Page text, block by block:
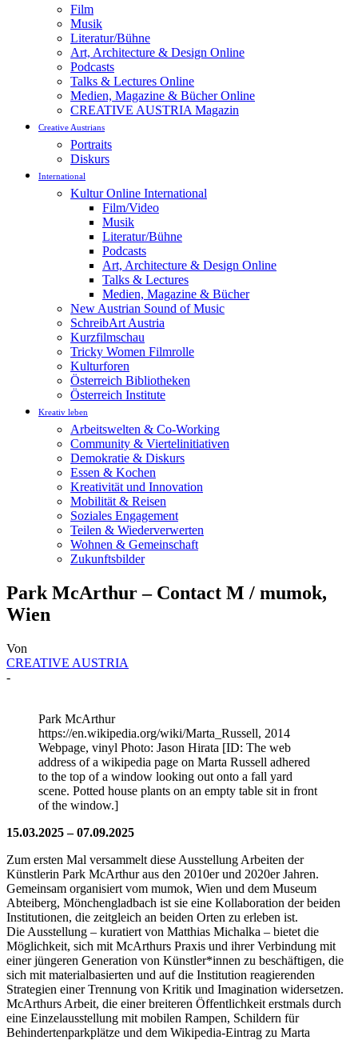
Film
Musik
Literatur/Bühne
Art, Architecture & Design Online
Podcasts
Talks & Lectures Online
Medien, Magazine & Bücher Online
CREATIVE AUSTRIA Magazin
Creative Austrians
Portraits
Diskurs
International
Kultur Online International
Film/Video
Musik
Literatur/Bühne
Podcasts
Art, Architecture & Design Online
Talks & Lectures
Medien, Magazine & Bücher
New Austrian Sound of Music
SchreibArt Austria
Kurzfilmschau
Tricky Women Filmrolle
Kulturforen
Österreich Bibliotheken
Österreich Institute
Kreativ leben
Arbeitswelten & Co-Working
Community & Viertelinitiativen
Demokratie & Diskurs
Essen & Kochen
Kreativität und Innovation
Mobilität & Reisen
Soziales Engagement
Teilen & Wiederverwerten
Wohnen & Gemeinschaft
Zukunftsbilder
Park McArthur – Contact M / mumok,
Wien
Von
CREATIVE AUSTRIA
-
Park McArthur
https://en.wikipedia.org/wiki/Marta_Russell, 2014
Webpage, vinyl Photo: Jason Hirata [ID: The web
address of a wikipedia page on Marta Russell adhered
to the top of a window looking out onto a fall yard
scene. Potted house plants on an empty table sit in front
of the window.]
15.03.2025 – 07.09.2025
Zum ersten Mal versammelt diese Ausstellung Arbeiten der
Künstlerin Park McArthur aus den 2010er und 2020er Jahren.
Gemeinsam organisiert vom mumok, Wien und dem Museum
Abteiberg, Mönchengladbach ist sie eine Kollaboration der beiden
Institutionen, die zeitgleich an beiden Orten zu erleben ist.
Die Ausstellung – kuratiert von Matthias Michalka – bietet die
Möglichkeit, sich mit McArthurs Praxis und ihrer Verbindung mit
einer jüngeren Generation von Künstler*innen zu beschäftigen, die
sich mit materialbasierten und auf die Institution reagierenden
Strategien einer Trennung von Kritik und Imagination widersetzen.
McArthurs Arbeit, die einer breiteren Öffentlichkeit erstmals durch
eine Einzelausstellung mit mobilen Rampen, Schildern für
Behindertenparkplätze und dem Wikipedia-Eintrag zu Marta